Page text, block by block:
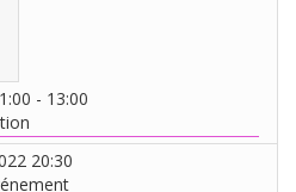
- 13:00
20:30